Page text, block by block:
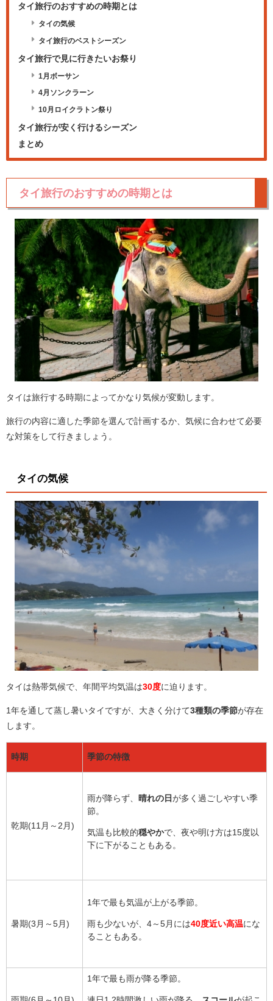
タイ旅行のおすすめの時期とは
タイの気候
タイ旅行のベストシーズン
タイ旅行で見に行きたいお祭り
1月ボーサン
4月ソンクラーン
10月ロイクラトン祭り
タイ旅行が安く行けるシーズン
まとめ
タイ旅行のおすすめの時期とは
タイは旅行する時期によってかなり気候が変動します。
旅行の内容に適した季節を選んで計画するか、気候に合わせて必要
な対策をして行きましょう。
タイの気候
タイは熱帯気候で、年間平均気温は30度に迫ります。
1年を通して蒸し暑いタイですが、大きく分けて3種類の季節が存在
します。
時期 季節の特徴
乾期(11月～2月)
雨が降らず、 晴れの日 が多く過ごしやすい季
節。
気温も比較的穏やかで、夜や明け方は15度以
下に下がることもある。
暑期(3月～5月)
1年で最も気温が上がる季節。
雨も少ないが、4～5月には40度近い高温にな
ることもある。
1年で最も雨が降る季節。